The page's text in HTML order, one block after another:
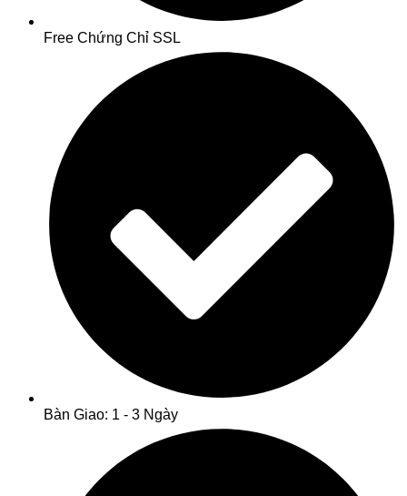
Free Chứng Chỉ SSL
Bàn Giao: 1 - 3 Ngày